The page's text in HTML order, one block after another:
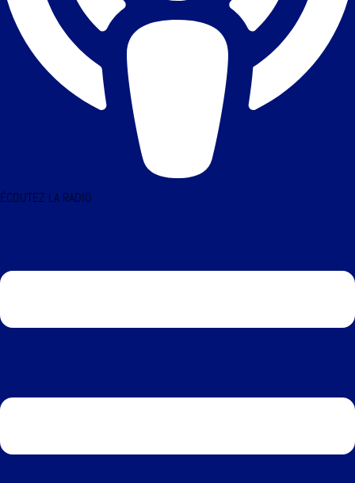
ÉCOUTEZ LA RADIO